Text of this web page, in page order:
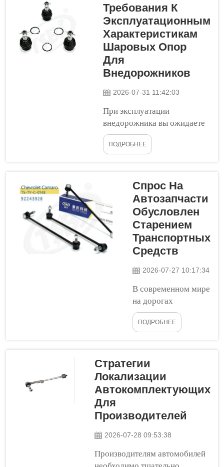
колёсами,
обеспечивая плавное
движение при
вождении. При
повороте рулевого
неровности рычаги
управления помогают
правильном
положении. Т...
Требования К
Эксплуатационным
Характеристикам
Шаровых Опор
Для
Внедорожников
2026-07-31 11:42:03
При эксплуатации
внедорожника вы ожидаете
от него безопасности,
комфорта и надёжности.
является шаровая опора.
Шаровые опоры — это
своего рода соединители,
позволяющие частям
автомобиля двигаться
плавно. Они обеспечивают
поворот колёс...
ПОДРОБНЕЕ
Спрос На
Автозапчасти
Обусловлен
Старением
Транспортных
Средств
2026-07-27 10:17:34
В современном мире
на дорогах
находится больше
автомобилей, чем
автомобилей
стареют, а значит, им
требуется больше
внимания. Как и
люди, которым с
возрастом нужны
медицинские
транспортные
ПОДРОБНЕЕ
Стратегии
Локализации
Автокомплектующих
Для
Производителей
2026-07-28 09:53:38
Производителям автомобилей